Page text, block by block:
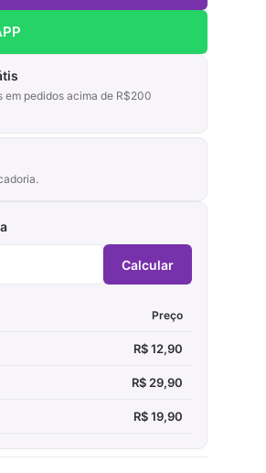
em pedidos acima de R$200
Calcular
Preço
R$ 12,90
R$ 29,90
R$ 19,90